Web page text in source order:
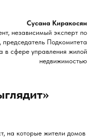
Сусана Киракосян
независимый эксперт по
Подкомитета
сфере управления жилой
недвижимостью
на которые жители домов